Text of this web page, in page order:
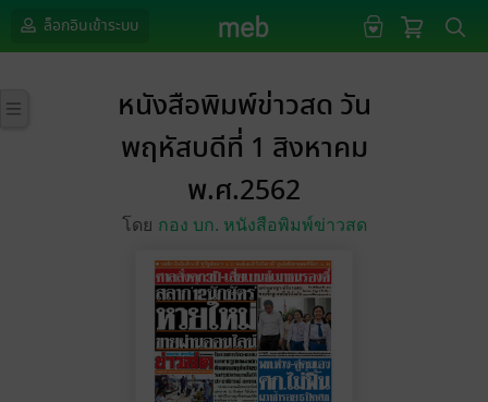
ล็อกอินเข้าระบบ
หนังสือพิมพ์ข่าวสด วัน
พฤหัสบดีที่ 1 สิงหาคม
พ.ศ.2562
โดย กอง บก. หนังสือพิมพ์ข่าวสด